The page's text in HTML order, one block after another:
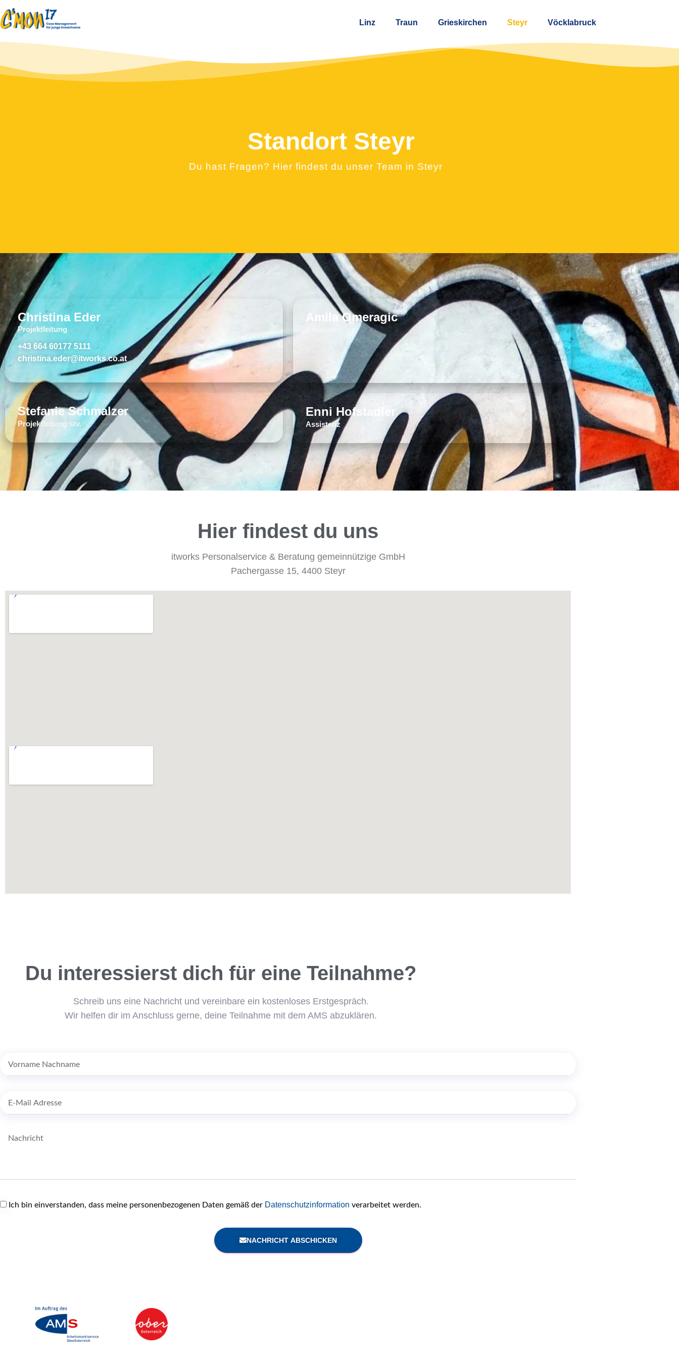
Linz Traun Grieskirchen Steyr Vöcklabruck
Standort Steyr
Du hast Fragen? Hier findest du unser Team in Steyr
Christina Eder
Projektleitung
+43 664 60177 5111
christina.eder@itworks.co.at
Stefanie Schmalzer
Projektleitung stv.
Amila Omeragic
Enni Hofstadler
Assistenz
Hier findest du uns
itworks Personalservice & Beratung gemeinnützige GmbH
Pachergasse 15, 4400 Steyr
Du interessierst dich für eine Teilnahme?​
Schreib uns eine Nachricht und vereinbare ein kostenloses Erstgespräch.
Wir helfen dir im Anschluss gerne, deine Teilnahme mit dem AMS abzuklären.
Ich bin einverstanden, dass meine personenbezogenen Daten gemäß der Datenschutzinformation verarbeitet werden.
NACHRICHT ABSCHICKEN